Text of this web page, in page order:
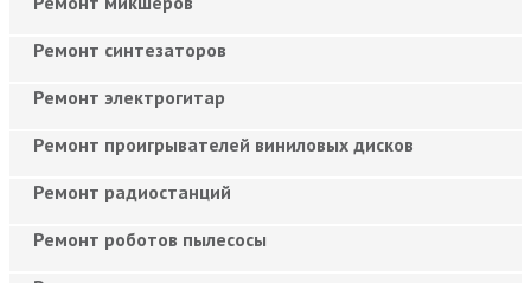
Ремонт синтезаторов
Ремонт электрогитар
Ремонт проигрывателей виниловых дисков
Ремонт радиостанций
Ремонт роботов пылесосы